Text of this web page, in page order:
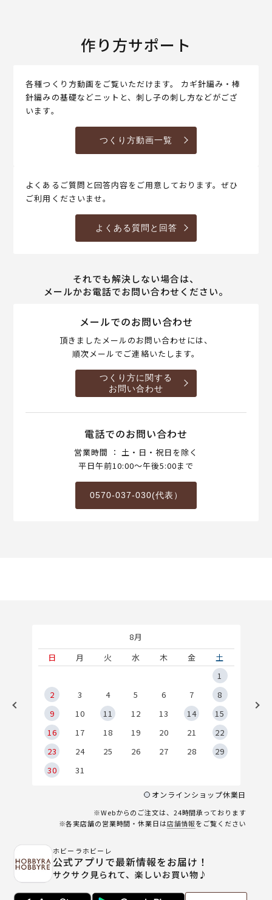
作り方サポート
各種つくり方動画をご覧いただけます。 カギ針編み・棒
針編みの基礎などニットと、刺し子の刺し方などがござ
います。
つくり方動画一覧
よくあるご質問と回答内容をご用意しております。ぜひ
ご利用くださいませ。
よくある質問と回答
それでも解決しない場合は、
メールかお電話でお問い合わせください。
メールでのお問い合わせ
頂きましたメールのお問い合わせには、
順次メールでご連絡いたします。
つくり方に関する
お問い合わせ
電話でのお問い合わせ
営業時間 ： 土・日・祝日を除く
平日午前10:00～午後5:00まで
0570-037-030(代表）
8月
日
月 火 水 木 金
土
1
2
3 4 5 6 7
8
9
10 11 12 13 14
15
16
17 18 19 20 21
22
23
24 25 26 27 28
29
30
31
オンラインショップ休業日
※Webからのご注文は、24時間承っております
※各実店舗の営業時間・休業日は店舗情報をご覧ください
ホビーラホビーレ
公式アプリで最新情報をお届け！
サクサク見られて、楽しいお買い物♪